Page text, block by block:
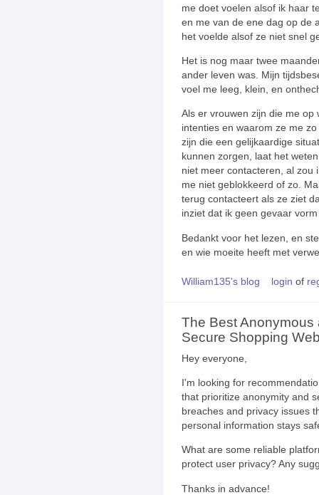
me doet voelen alsof ik haar
en me van de ene dag op de
het voelde alsof ze niet snel
Het is nog maar twee
ander leven was. Mijn
voel me leeg, klein, en
Als er vrouwen zijn die me
intenties en waarom ze me
zijn die een gelijkaardige
kunnen zorgen, laat het
niet meer contacteren, al zou
me niet geblokkeerd of zo.
terug contacteert als ze ziet
inziet dat ik geen gevaar
Bedankt voor het lezen, en
en wie moeite heeft met
William135's blog login of
The Best Anonymous
Secure Shopping
Hey everyone,
I'm looking for
that prioritize anonymity and
breaches and privacy issues
personal information stays
What are some reliable
protect user privacy? Any
Thanks in advance!